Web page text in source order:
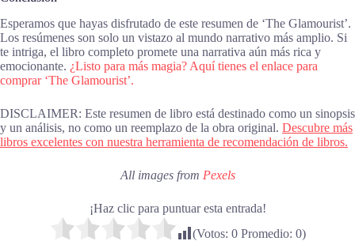
Esperamos que hayas disfrutado de este resumen de ‘The Glamourist’.
Los resúmenes son solo un vistazo al mundo narrativo más amplio. Si
te intriga, el libro completo promete una narrativa aún más rica y
emocionante. ¿Listo para más magia? Aquí tienes el enlace para
comprar ‘The Glamourist’.
DISCLAIMER: Este resumen de libro está destinado como un sinopsis
y un análisis, no como un reemplazo de la obra original. Descubre más
libros excelentes con nuestra herramienta de recomendación de libros.
All images from Pexels
¡Haz clic para puntuar esta entrada!
(Votos: 0Promedio: 0)